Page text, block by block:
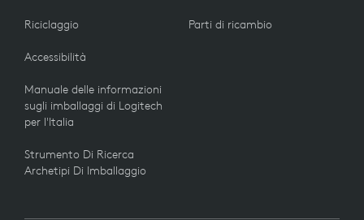
Riciclaggio
Accessibilità
Manuale delle informazioni
sugli imballaggi di Logitech
per l'Italia
Strumento Di Ricerca
Archetipi Di Imballaggio
Parti di ricambio